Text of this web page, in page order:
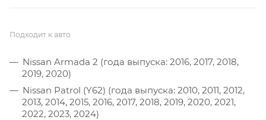
Подходит к авто
Nissan Armada 2 (года выпуска: 2016, 2017, 2018,
2019, 2020)
Nissan Patrol (Y62) (года выпуска: 2010, 2011, 2012,
2013, 2014, 2015, 2016, 2017, 2018, 2019, 2020, 2021,
2022, 2023, 2024)